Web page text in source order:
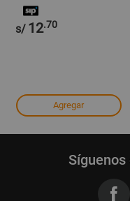
s/ 12.70
Agregar